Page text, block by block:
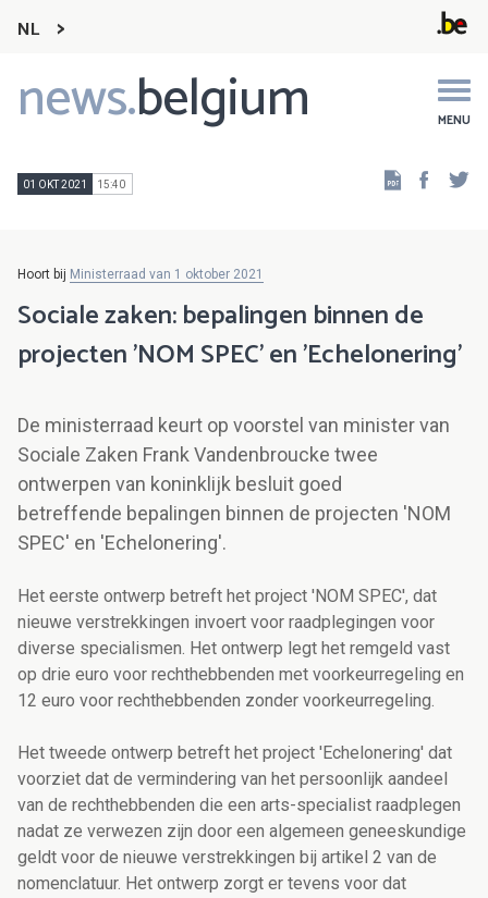
NL
news.belgium MENU
Main
navigation
01 OKT 2021 15:40
Hoort bij Ministerraad van 1 oktober 2021
Sociale zaken: bepalingen binnen de
projecten 'NOM SPEC' en 'Echelonering'
De ministerraad keurt op voorstel van minister van
Sociale Zaken Frank Vandenbroucke twee
ontwerpen van koninklijk besluit goed
betreffende bepalingen binnen de projecten 'NOM
SPEC' en 'Echelonering'.
Het eerste ontwerp betreft het project 'NOM SPEC', dat
nieuwe verstrekkingen invoert voor raadplegingen voor
diverse specialismen. Het ontwerp legt het remgeld vast
op drie euro voor rechthebbenden met voorkeurregeling en
12 euro voor rechthebbenden zonder voorkeurregeling.
Het tweede ontwerp betreft het project 'Echelonering' dat
voorziet dat de vermindering van het persoonlijk aandeel
van de rechthebbenden die een arts-specialist raadplegen
nadat ze verwezen zijn door een algemeen geneeskundige
geldt voor de nieuwe verstrekkingen bij artikel 2 van de
nomenclatuur. Het ontwerp zorgt er tevens voor dat